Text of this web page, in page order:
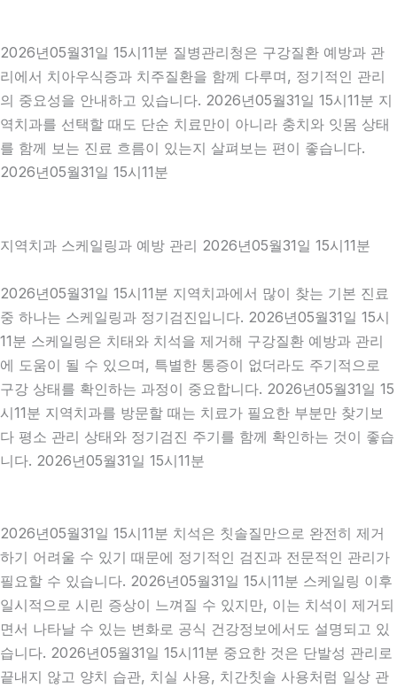
2026년05월31일 15시11분 질병관리청은 구강질환 예방과 관
리에서 치아우식증과 치주질환을 함께 다루며, 정기적인 관리
의 중요성을 안내하고 있습니다. 2026년05월31일 15시11분 지
역치과를 선택할 때도 단순 치료만이 아니라 충치와 잇몸 상태
를 함께 보는 진료 흐름이 있는지 살펴보는 편이 좋습니다.
2026년05월31일 15시11분
지역치과 스케일링과 예방 관리 2026년05월31일 15시11분
2026년05월31일 15시11분 지역치과에서 많이 찾는 기본 진료
중 하나는 스케일링과 정기검진입니다. 2026년05월31일 15시
11분 스케일링은 치태와 치석을 제거해 구강질환 예방과 관리
에 도움이 될 수 있으며, 특별한 통증이 없더라도 주기적으로
구강 상태를 확인하는 과정이 중요합니다. 2026년05월31일 15
시11분 지역치과를 방문할 때는 치료가 필요한 부분만 찾기보
다 평소 관리 상태와 정기검진 주기를 함께 확인하는 것이 좋습
니다. 2026년05월31일 15시11분
2026년05월31일 15시11분 치석은 칫솔질만으로 완전히 제거
하기 어려울 수 있기 때문에 정기적인 검진과 전문적인 관리가
필요할 수 있습니다. 2026년05월31일 15시11분 스케일링 이후
일시적으로 시린 증상이 느껴질 수 있지만, 이는 치석이 제거되
면서 나타날 수 있는 변화로 공식 건강정보에서도 설명되고 있
습니다. 2026년05월31일 15시11분 중요한 것은 단발성 관리로
끝내지 않고 양치 습관, 치실 사용, 치간칫솔 사용처럼 일상 관